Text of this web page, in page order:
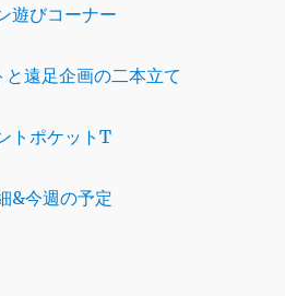
遊びコーナー
遠足企画の二本立て
トポケットT
&今週の予定